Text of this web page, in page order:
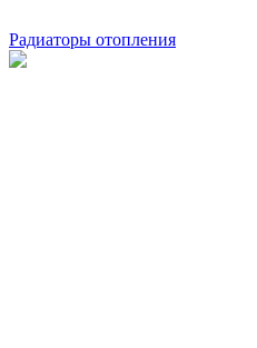
Радиаторы отопления